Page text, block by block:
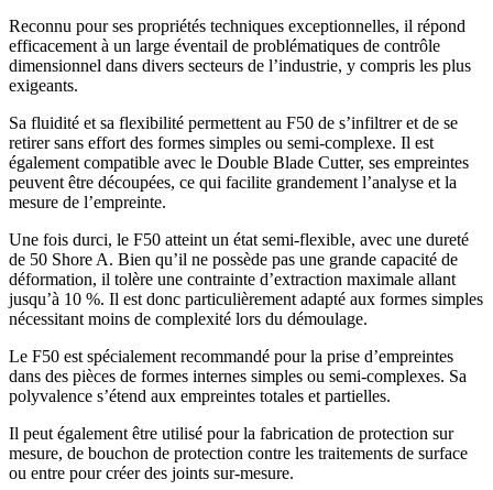
Reconnu pour ses propriétés techniques exceptionnelles, il répond
efficacement à un large éventail de problématiques de contrôle
dimensionnel dans divers secteurs de l’industrie, y compris les plus
exigeants.
Sa fluidité et sa flexibilité permettent au F50 de s’infiltrer et de se
retirer sans effort des formes simples ou semi-complexe. Il est
également compatible avec le Double Blade Cutter, ses empreintes
peuvent être découpées, ce qui facilite grandement l’analyse et la
mesure de l’empreinte.
Une fois durci, le F50 atteint un état semi-flexible, avec une dureté
de 50 Shore A. Bien qu’il ne possède pas une grande capacité de
déformation, il tolère une contrainte d’extraction maximale allant
jusqu’à 10 %. Il est donc particulièrement adapté aux formes simples
nécessitant moins de complexité lors du démoulage.
Le F50 est spécialement recommandé pour la prise d’empreintes
dans des pièces de formes internes simples ou semi-complexes. Sa
polyvalence s’étend aux empreintes totales et partielles.
Il peut également être utilisé pour la fabrication de protection sur
mesure, de bouchon de protection contre les traitements de surface
ou entre pour créer des joints sur-mesure.